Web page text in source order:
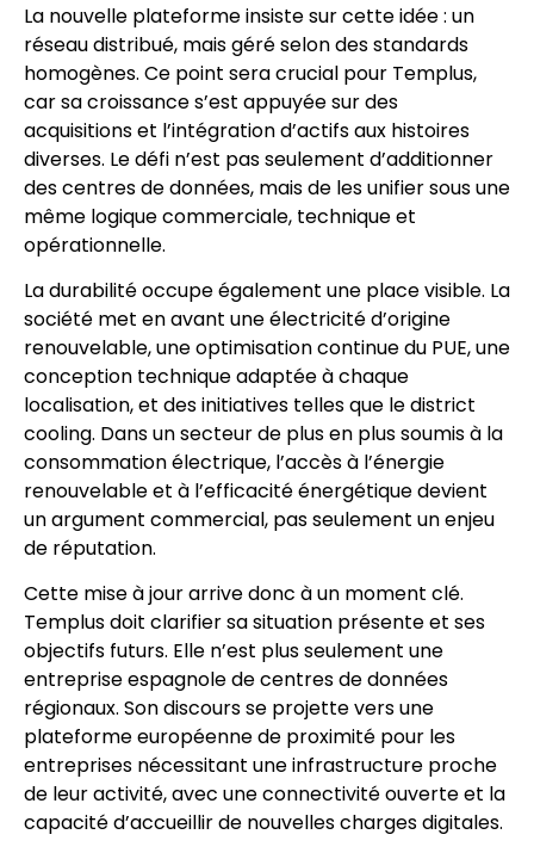
La nouvelle plateforme insiste sur cette idée : un
réseau distribué, mais géré selon des standards
homogènes. Ce point sera crucial pour Templus,
car sa croissance s’est appuyée sur des
acquisitions et l’intégration d’actifs aux histoires
diverses. Le défi n’est pas seulement d’additionner
des centres de données, mais de les unifier sous une
même logique commerciale, technique et
opérationnelle.
La durabilité occupe également une place visible. La
société met en avant une électricité d’origine
renouvelable, une optimisation continue du PUE, une
conception technique adaptée à chaque
localisation, et des initiatives telles que le district
cooling. Dans un secteur de plus en plus soumis à la
consommation électrique, l’accès à l’énergie
renouvelable et à l’efficacité énergétique devient
un argument commercial, pas seulement un enjeu
de réputation.
Cette mise à jour arrive donc à un moment clé.
Templus doit clarifier sa situation présente et ses
objectifs futurs. Elle n’est plus seulement une
entreprise espagnole de centres de données
régionaux. Son discours se projette vers une
plateforme européenne de proximité pour les
entreprises nécessitant une infrastructure proche
de leur activité, avec une connectivité ouverte et la
capacité d’accueillir de nouvelles charges digitales.